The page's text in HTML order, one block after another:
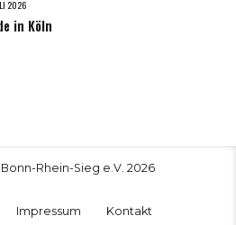
2026
in Köln
Rhein-Sieg e.V. 2026
Impressum Kontakt